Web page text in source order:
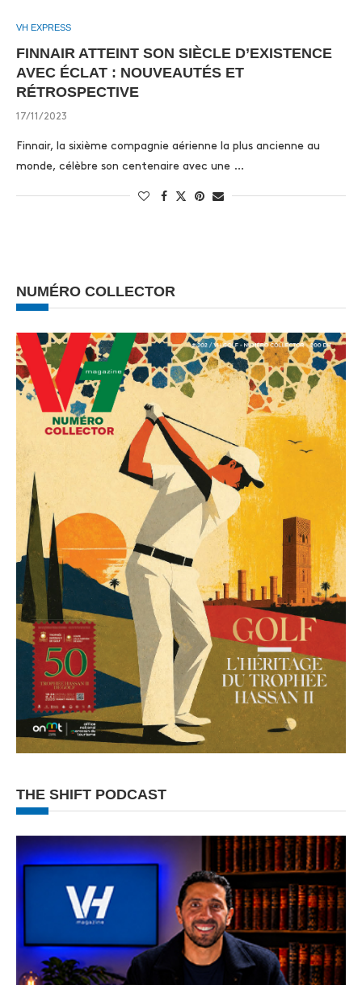
VH EXPRESS
FINNAIR ATTEINT SON SIÈCLE D’EXISTENCE
AVEC ÉCLAT : NOUVEAUTÉS ET
RÉTROSPECTIVE
17/11/2023
Finnair, la sixième compagnie aérienne la plus ancienne au
monde, célèbre son centenaire avec une …
NUMÉRO COLLECTOR
THE SHIFT PODCAST